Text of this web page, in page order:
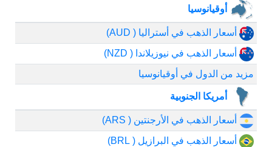
أوقيانوسيا
أسعار الذهب في أستراليا ( AUD)
أسعار الذهب في نيوزيلاندا ( NZD)
مزيد من الدول في أوقيانوسيا
أمريكا الجنوبية
أسعار الذهب في الأرجنتين ( ARS)
أسعار الذهب في البرازيل ( BRL)